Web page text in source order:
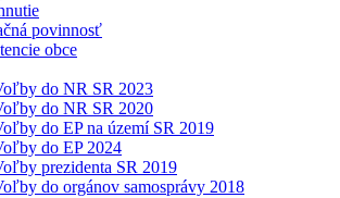
povinnosť
obce
do NR SR 2023
do NR SR 2020
do EP na území SR 2019
do EP 2024
prezidenta SR 2019
do orgánov samosprávy 2018